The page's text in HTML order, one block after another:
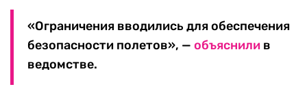
«Ограничения вводились для обеспечения
безопасности полетов», — объяснили в
ведомстве.